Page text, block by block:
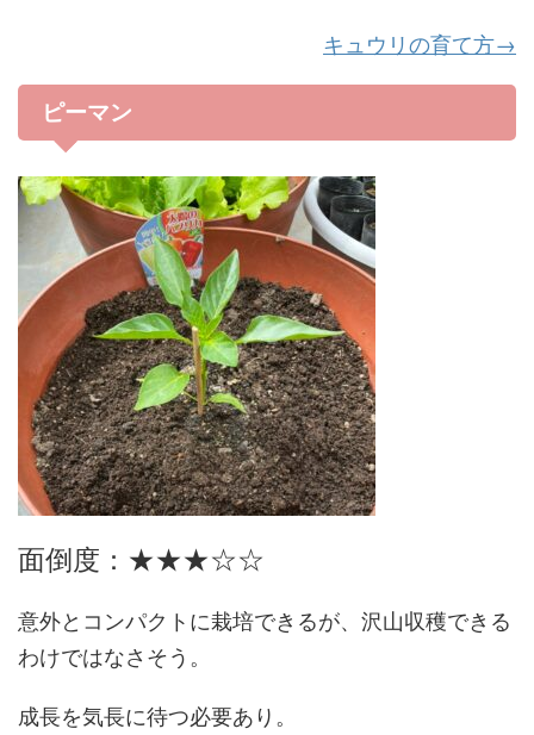
キュウリの育て方→
ピーマン
面倒度：★★★☆☆
意外とコンパクトに栽培できるが、沢山収穫できる
わけではなさそう。
成長を気長に待つ必要あり。